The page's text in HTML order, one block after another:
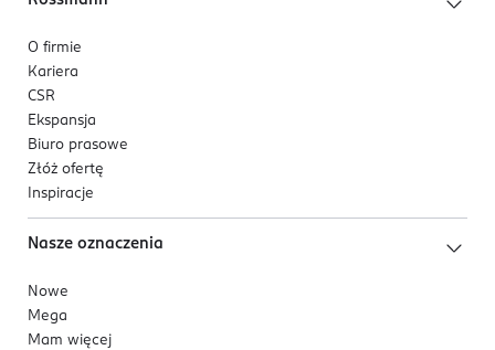
O firmie
Kariera
CSR
Ekspansja
Biuro prasowe
Złóż ofertę
Inspiracje
Nasze oznaczenia
Nowe
Mega
Mam więcej